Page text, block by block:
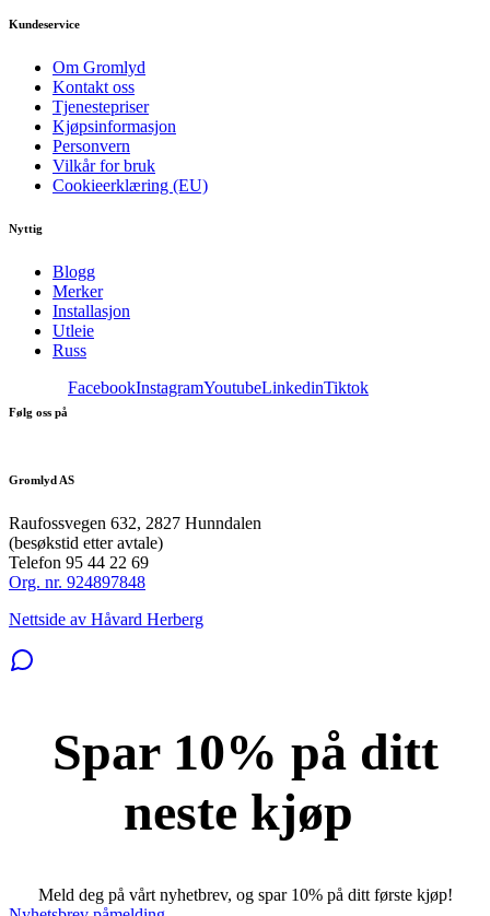
Kundeservice
Om Gromlyd
Kontakt oss
Tjenestepriser
Kjøpsinformasjon
Personvern
Vilkår for bruk
Cookieerklæring (EU)
Nyttig
Blogg
Merker
Installasjon
Utleie
Russ
Følg oss på
FacebookInstagramYoutubeLinkedinTiktok
Gromlyd AS
Raufossvegen 632, 2827 Hunndalen
(besøkstid etter avtale)
Telefon 95 44 22 69
Org. nr. 924897848
Nettside av Håvard Herberg
Spar 10% på ditt
neste kjøp
Meld deg på vårt nyhetbrev, og spar 10% på ditt første kjøp!